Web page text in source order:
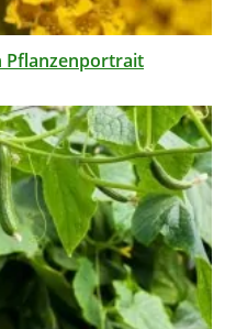
Pflanzenportrait